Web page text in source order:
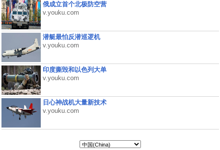
俄成立首个北极防空营
v.youku.com
潜艇最怕反潜巡逻机
v.youku.com
印度撕毁和以色列大单
v.youku.com
日心神战机大量新技术
v.youku.com